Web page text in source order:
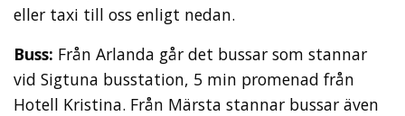
eller taxi till oss enligt nedan.
Buss: Från Arlanda går det bussar som stannar
vid Sigtuna busstation, 5 min promenad från
Hotell Kristina. Från Märsta stannar bussar även